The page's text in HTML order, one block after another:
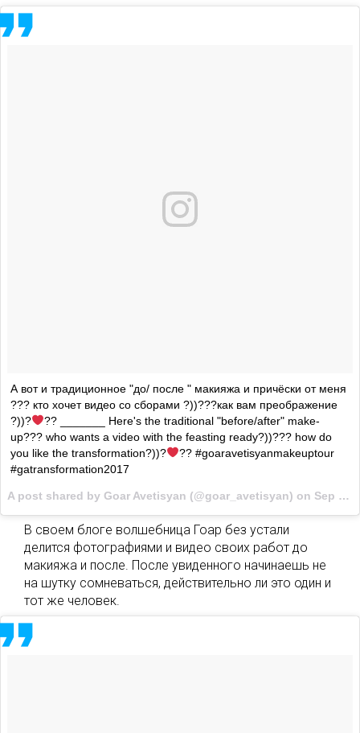
А вот и традиционное "до/ после " макияжа и причёски от меня
??? кто хочет видео со сборами ?))???как вам преображение
?))?
?? _______ Here's the traditional "before/after" make-
up??? who wants a video with the feasting ready?))??? how do
you like the transformation?))?
?? #goaravetisyanmakeuptour
#gatransformation2017
A post shared by Goar Avetisyan (@goar_avetisyan) on Sep 3, 2017 at 3:29am PDT
В своем блоге волшебница Гоар без устали
делится фотографиями и видео своих работ до
макияжа и после. После увиденного начинаешь не
на шутку сомневаться, действительно ли это один и
тот же человек.